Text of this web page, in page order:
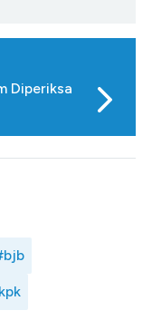
Diperiksa